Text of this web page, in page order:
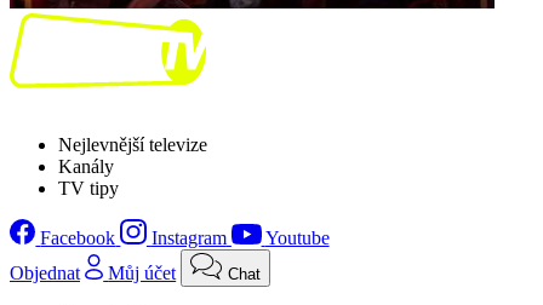
Nejlevnější televize
Kanály
TV tipy
Facebook Instagram
Youtube
Objednat
Můj účet Chat